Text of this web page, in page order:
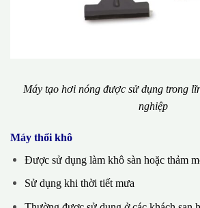
Máy tạo hơi nóng được sử dụng trong
nghiệp
Máy thổi khô
Được sử dụng làm khô sàn hoặc thảm
Sử dụng khi thời tiết mưa